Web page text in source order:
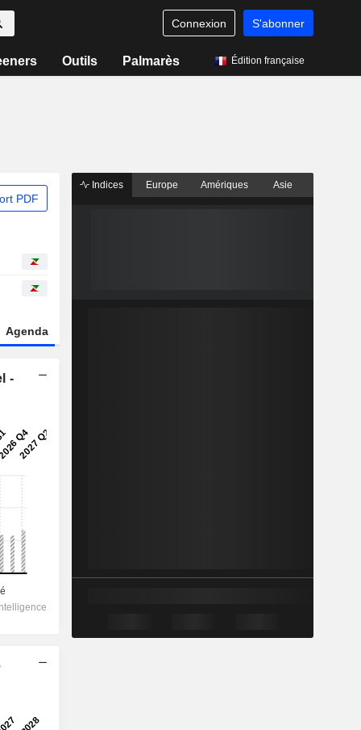
Connexion S'abonner
Outils Palmarès Édition française
PDF
Agenda
-
Indices Europe Amériques Asie